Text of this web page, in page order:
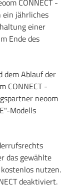
CONNECT -
ein jährliches
einer
Ende des
dem Ablauf der
CONNECT -
neoom
Modells
das gewählte
nutzen.
deaktiviert.